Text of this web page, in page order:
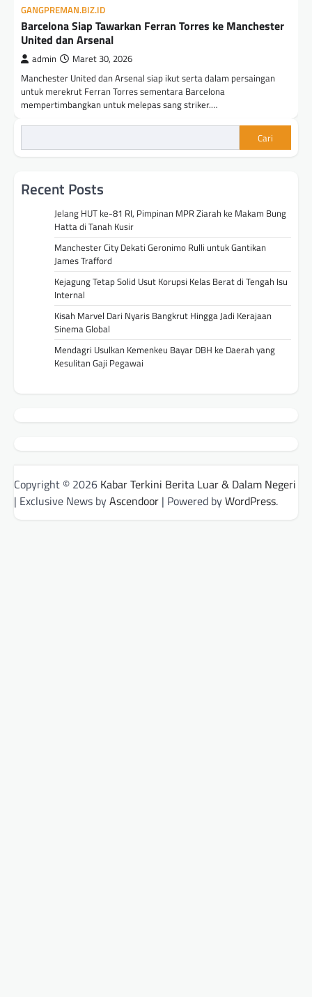
GANGPREMAN.BIZ.ID
Barcelona Siap Tawarkan Ferran Torres ke Manchester
United dan Arsenal
admin Maret 30, 2026
Manchester United dan Arsenal siap ikut serta dalam persaingan
untuk merekrut Ferran Torres sementara Barcelona
mempertimbangkan untuk melepas sang striker.…
Cari
Recent Posts
Jelang HUT ke-81 RI, Pimpinan MPR Ziarah ke Makam Bung
Hatta di Tanah Kusir
Manchester City Dekati Geronimo Rulli untuk Gantikan
James Trafford
Kejagung Tetap Solid Usut Korupsi Kelas Berat di Tengah Isu
Internal
Kisah Marvel Dari Nyaris Bangkrut Hingga Jadi Kerajaan
Sinema Global
Mendagri Usulkan Kemenkeu Bayar DBH ke Daerah yang
Kesulitan Gaji Pegawai
Copyright © 2026 Kabar Terkini Berita Luar & Dalam Negeri
| Exclusive News byAscendoor | Powered byWordPress.